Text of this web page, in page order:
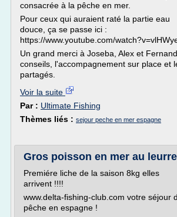
consacrée à la pêche en mer.
Pour ceux qui auraient raté la partie eau
douce, ça se passe ici :
https://www.youtube.com/
Un grand merci à Joseba, Alex et
conseils, l'accompagnement sur place et
partagés.
Voir la suite
Par : Ultimate Fishing
Thèmes liés : sejour peche en mer espagne
Gros poisson en mer au
Premiére liche de la saison 8kg elles
arrivent !!!!
www.delta-fishing-club.com votre séjour
pêche en espagne !